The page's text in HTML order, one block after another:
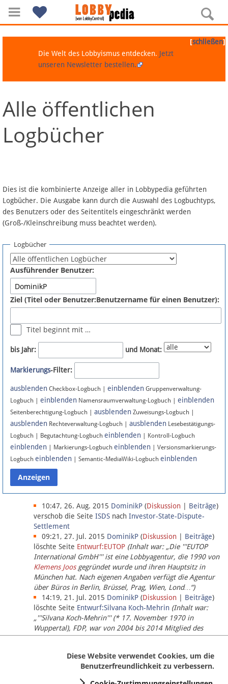
Navigation
Über Lobbypedia
Artikel nach Kategorien
FAQ
Fördermitglied werden
Fehler melden
Newsletter
Bluesky
Facebook
Instagram
Anmelden
Datenschutz
Über Lobbypedia
Impressum
[schließen]
Die Welt des Lobbyismus entdecken. Jetzt
unseren Newsletter bestellen.
Alle öffentlichen
Logbücher
Dies ist die kombinierte Anzeige aller in Lobbypedia geführten
Logbücher. Die Ausgabe kann durch die Auswahl des Logbuchtyps,
des Benutzers oder des Seitentitels eingeschränkt werden
(Groß-/Kleinschreibung muss beachtet werden).
Logbücher
Ausführender Benutzer:
Ziel (Titel oder Benutzer:Benutzername für einen Benutzer):
Titel beginnt mit …
bis Jahr: und Monat:
Markierungs-Filter:
ausblenden Checkbox-Logbuch | einblenden Gruppenverwaltung-
Logbuch | einblenden Namensraumverwaltung-Logbuch | einblenden
Seitenberechtigung-Logbuch | ausblenden Zuweisungs-Logbuch |
ausblenden Rechteverwaltung-Logbuch | ausblenden Lesebestätigungs-
Logbuch | Begutachtung-Logbuch einblenden | Kontroll-Logbuch
einblenden | Markierungs-Logbuch einblenden | Versionsmarkierungs-
Logbuch einblenden | Semantic-MediaWiki-Logbuch einblenden
10:47, 26. Aug. 2015 DominikP (Diskussion Beiträge)
verschob die Seite ISDS nach Investor-State-Dispute-
Settlement
09:21, 27. Jul. 2015 DominikP (Diskussion Beiträge)
löschte Seite Entwurf:EUTOP (Inhalt war: „Die '''EUTOP
International GmbH''' ist eine Lobbyagentur, die 1990 von
Klemens Joosgegründet wurde und ihren Hauptsitz in
München hat. Nach eigenen Angaben verfügt die Agentur
über Büros in Berlin, Brüssel, Prag, Wien, Lond…“)
14:19, 21. Jul. 2015 DominikP (Diskussion Beiträge)
löschte Seite Entwurf:Silvana Koch-Mehrin (Inhalt war:
„'''Silvana Koch-Mehrin''' (* 17. November 1970 in
Wuppertal), FDP, war von 2004 bis 2014 Mitglied des
Europäischen Parlaments, seit November 2014 ist sie für
Diese Website verwendet Cookies, um die
Benutzerfreundlichkeit zu verbessern.